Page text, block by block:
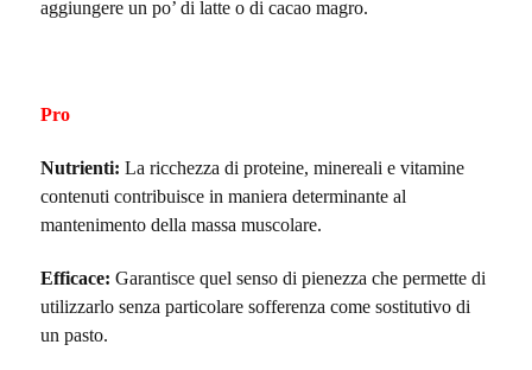
aggiungere un po’ di latte o di cacao magro.
Pro
Nutrienti: La ricchezza di proteine, minereali e vitamine
contenuti contribuisce in maniera determinante al
mantenimento della massa muscolare.
Efficace: Garantisce quel senso di pienezza che permette di
utilizzarlo senza particolare sofferenza come sostitutivo di
un pasto.